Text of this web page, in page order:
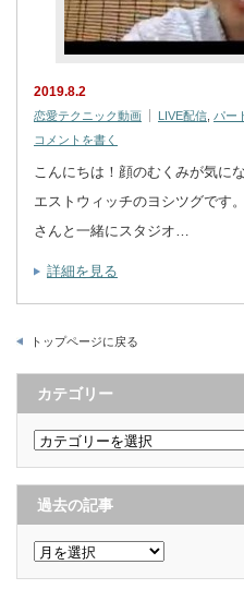
2019.8.2
恋愛テクニック動画 LIVE配信 パー
コメントを書く
こんにちは！顔のむくみが気に
エストウィッチのヨシツグです
さんと一緒にスタジオ…
詳細を見る
トップページに戻る
カテゴリー
カ
テ
ゴ
リ
ー
過去の記事
過
去
の